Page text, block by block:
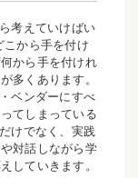
考えていけばい
こから手を付け
から手を付けれ
多くあります。
ベンダーにすべ
てしまっている
けでなく、実践
対話しながら学
していきます。